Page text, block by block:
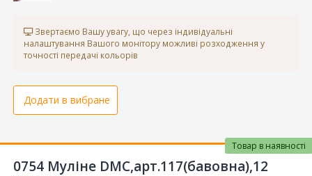
Звертаємо Вашу увагу, що через індивідуальні
налаштування Вашого монітору можливі розходження у
точності передачі кольорів
Додати в вибране
0754 Муліне DMC,арт.117(бавовна),12
Товар в наявності